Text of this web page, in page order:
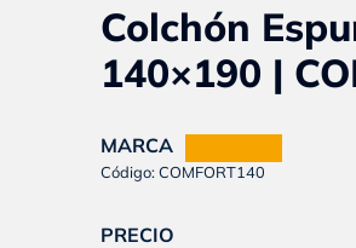
Colchón
140×190 |
MARCA
Código: COMFORT140
PRECIO